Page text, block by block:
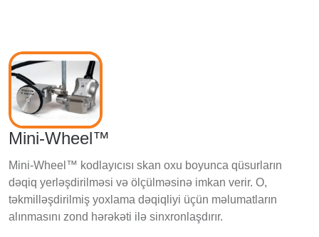
Mini-Wheel™
Mini-Wheel™ kodlayıcısı skan oxu boyunca qüsurların
dəqiq yerləşdirilməsi və ölçülməsinə imkan verir. O,
təkmilləşdirilmiş yoxlama dəqiqliyi üçün məlumatların
alınmasını zond hərəkəti ilə sinxronlaşdırır.